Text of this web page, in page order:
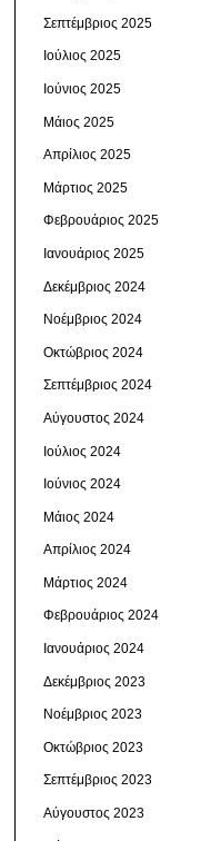
Σεπτέμβριος 2025
Ιούλιος 2025
Ιούνιος 2025
Μάιος 2025
Απρίλιος 2025
Μάρτιος 2025
Φεβρουάριος 2025
Ιανουάριος 2025
Δεκέμβριος 2024
Νοέμβριος 2024
Οκτώβριος 2024
Σεπτέμβριος 2024
Αύγουστος 2024
Ιούλιος 2024
Ιούνιος 2024
Μάιος 2024
Απρίλιος 2024
Μάρτιος 2024
Φεβρουάριος 2024
Ιανουάριος 2024
Δεκέμβριος 2023
Νοέμβριος 2023
Οκτώβριος 2023
Σεπτέμβριος 2023
Αύγουστος 2023